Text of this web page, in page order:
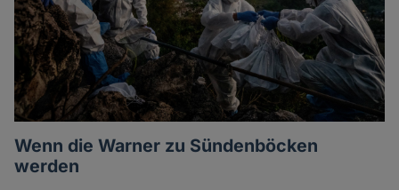
Wenn die Warner zu Sündenböcken
werden